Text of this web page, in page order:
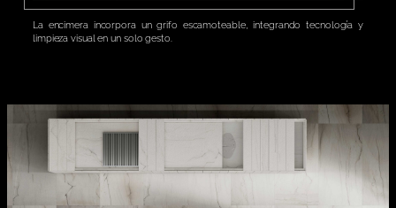
La encimera incorpora un grifo escamoteable, integrando tecnología y
limpieza visual en un solo gesto.